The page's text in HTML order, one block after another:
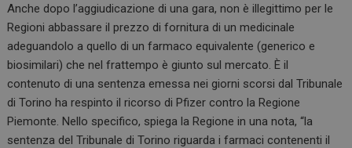
ce
b
o
o
k
ke
dI
n
at
s
A
p
p
Anche dopo l’aggiudicazione di una gara, non è illegittimo per le
Regioni abbassare il prezzo di fornitura di un medicinale
adeguandolo a quello di un farmaco equivalente (generico e
biosimilari) che nel frattempo è giunto sul mercato. È il
contenuto di una sentenza emessa nei giorni scorsi dal Tribunale
di Torino ha respinto il ricorso di Pfizer contro la Regione
Piemonte. Nello specifico, spiega la Regione in una nota, “la
sentenza del Tribunale di Torino riguarda i farmaci contenenti il